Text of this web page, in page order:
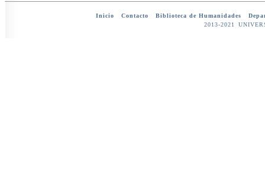
Inicio Contacto Biblioteca de Humanidades
2013-2021